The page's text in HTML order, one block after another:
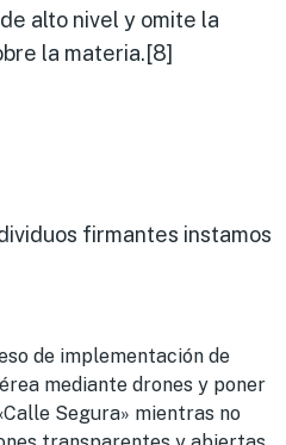
alto nivel y omite la
la materia.[8]
firmantes instamos
de implementación de
mediante drones y poner
Segura» mientras no